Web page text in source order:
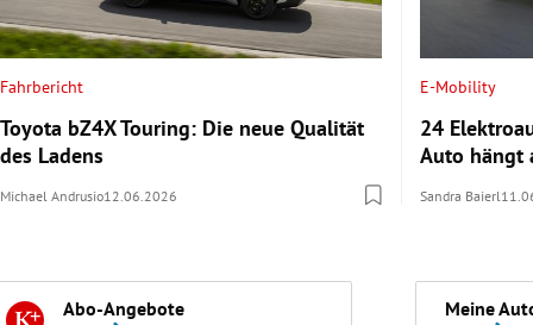
Fahrbericht
Toyota bZ4X Touring: Die neue Qualität
des Ladens
Michael Andrusio12.06.2026
E-Mobility
24
Auto hängt
Sandra Baierl
Abo-Angebote Meine